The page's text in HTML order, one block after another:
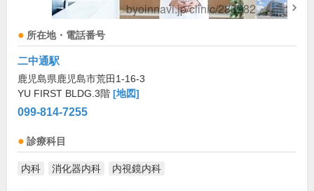
所在地・電話番号
二中通駅
鹿児島県鹿児島市荒田1-16-3
YU FIRST BLDG.3階 [地図]
099-814-7255
診療科目
内科 消化器内科 内視鏡内科